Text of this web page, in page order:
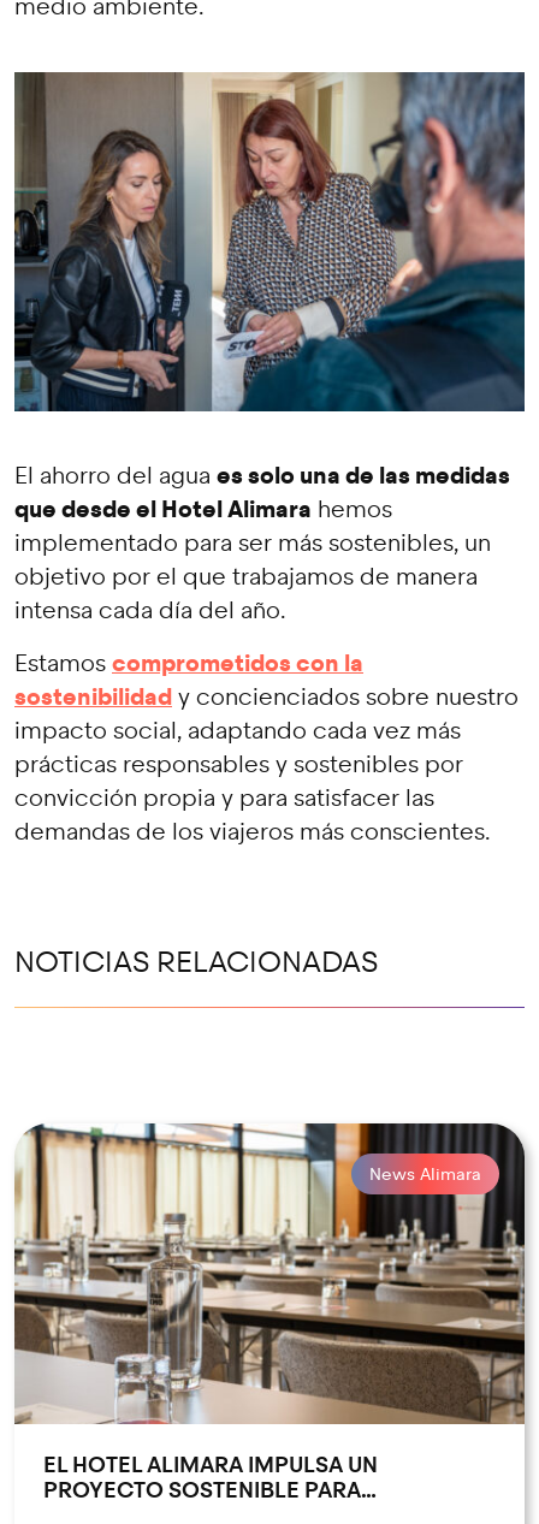
medio ambiente.
El ahorro del agua es solo una de las medidas
que desde el Hotel Alimara hemos
implementado para ser más sostenibles, un
objetivo por el que trabajamos de manera
intensa cada día del año.
Estamos comprometidos con la
sostenibilidad y concienciados sobre nuestro
impacto social, adaptando cada vez más
prácticas responsables y sostenibles por
convicción propia y para satisfacer las
demandas de los viajeros más conscientes.
NOTICIAS RELACIONADAS
News Alimara
EL HOTEL ALIMARA IMPULSA UN
PROYECTO SOSTENIBLE PARA…